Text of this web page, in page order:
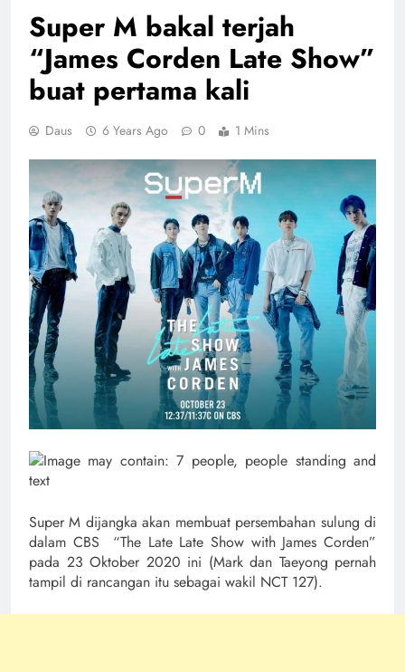
Super M bakal terjah
“James Corden Late Show”
buat pertama kali
Daus 6 Years Ago 0 1 Mins
Super M dijangka akan membuat persembahan sulung di
dalam CBS “The Late Late Show with James Corden”
pada 23 Oktober 2020 ini (Mark dan Taeyong pernah
tampil di rancangan itu sebagai wakil NCT 127).